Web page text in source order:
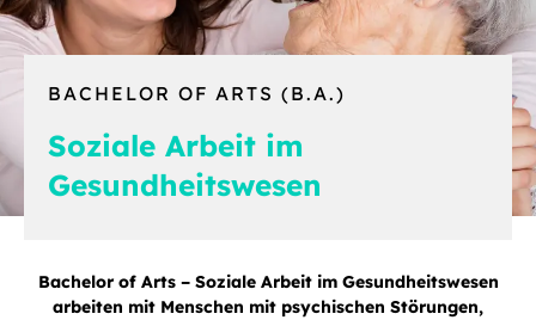
BACHELOR OF ARTS (B.A.)
Soziale Arbeit im
Gesundheitswesen
Bachelor of Arts – Soziale Arbeit im Gesundheitswesen
arbeiten mit Menschen mit psychischen Störungen,